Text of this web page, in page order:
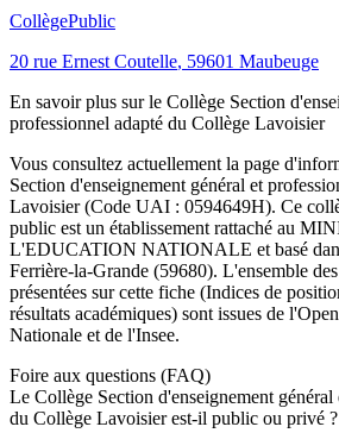
CollègePublic
20 rue Ernest Coutelle, 59601 Maubeuge
En savoir plus sur le Collège Section
professionnel adapté du Collège Lavoisier
Vous consultez actuellement la page
Section d'enseignement général et
Lavoisier(Code UAI : 0594649H). Ce
public est un établissement rattaché au
L'EDUCATION NATIONALE et basé
Ferrière-la-Grande (59680). L'ensemble
présentées sur cette fiche (Indices de
résultats académiques) sont issues de
Nationale et de l'Insee.
Foire aux questions (FAQ)
Le Collège Section d'enseignement général
du Collège Lavoisier est-il public ou privé ?